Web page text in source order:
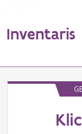
Inventaris